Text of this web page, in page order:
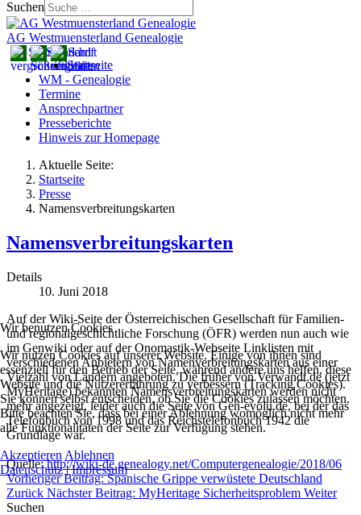
Suchen
AG Westmuensterland Genealogie
Startseite
WM - Genealogie
Termine
Ansprechpartner
Presseberichte
Hinweis zur Homepage
Aktuelle Seite:
Startseite
Presse
Namensverbreitungskarten
Namensverbreitungskarten
Details
10. Juni 2018
Auf der Wiki-Seite der Österreichischen Gesellschaft für Familien-
und regionalgeschichtliche Forschung (ÖFR) werden nun auch wie
im Genwiki oder auf der Onomastik-Webseite Linklisten mit
verschiedenen Anbietern von Namenverbreitungskarten aus einer
Vielzahl von Ländern angeboten. Die früher von Verwandt.de (jetzt
MyHeritage) bekannten Namensverbreitungskarten werden nicht
mehr angezeigt, leider auch die Seite von Gen-evolu.de, bei der das
Telefonbuch von 1998 und das Reichstelefonbuch 1942 die
Grundlage war.
Quelle:http://wiki-de.genealogy.net/Computergenealogie/2018/06
Vorheriger Beitrag: Spanische Grippe verwüstete Deutschland
Zurück Nächster Beitrag: MyHeritage Sicherheitsproblem Weiter
Suchen
Wir benutzen Cookies
Wir nutzen Cookies auf unserer Website. Einige von ihnen sind
essenziell für den Betrieb der Seite, während andere uns helfen, diese
Website und die Nutzererfahrung zu verbessern (Tracking Cookies).
Sie können selbst entscheiden, ob Sie die Cookies zulassen möchten.
Bitte beachten Sie, dass bei einer Ablehnung womöglich nicht mehr
alle Funktionalitäten der Seite zur Verfügung stehen.
Akzeptieren Ablehnen
Datenschutz|Impressum